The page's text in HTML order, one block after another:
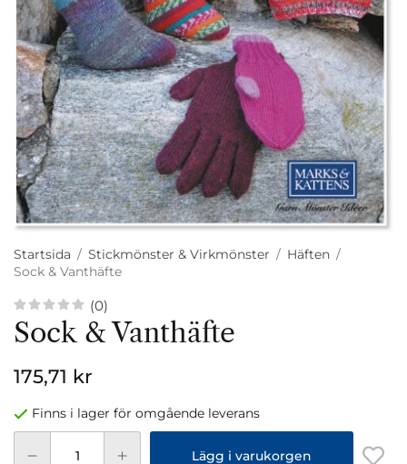
Startsida / Stickmönster & Virkmönster / Häften /
Sock & Vanthäfte
(0)
Sock & Vanthäfte
175,71 kr
Finns i lager för omgående leverans
Lägg i varukorgen